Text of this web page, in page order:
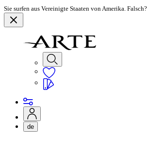
Sie surfen aus Vereinigte Staaten von Amerika. Falsch?
de